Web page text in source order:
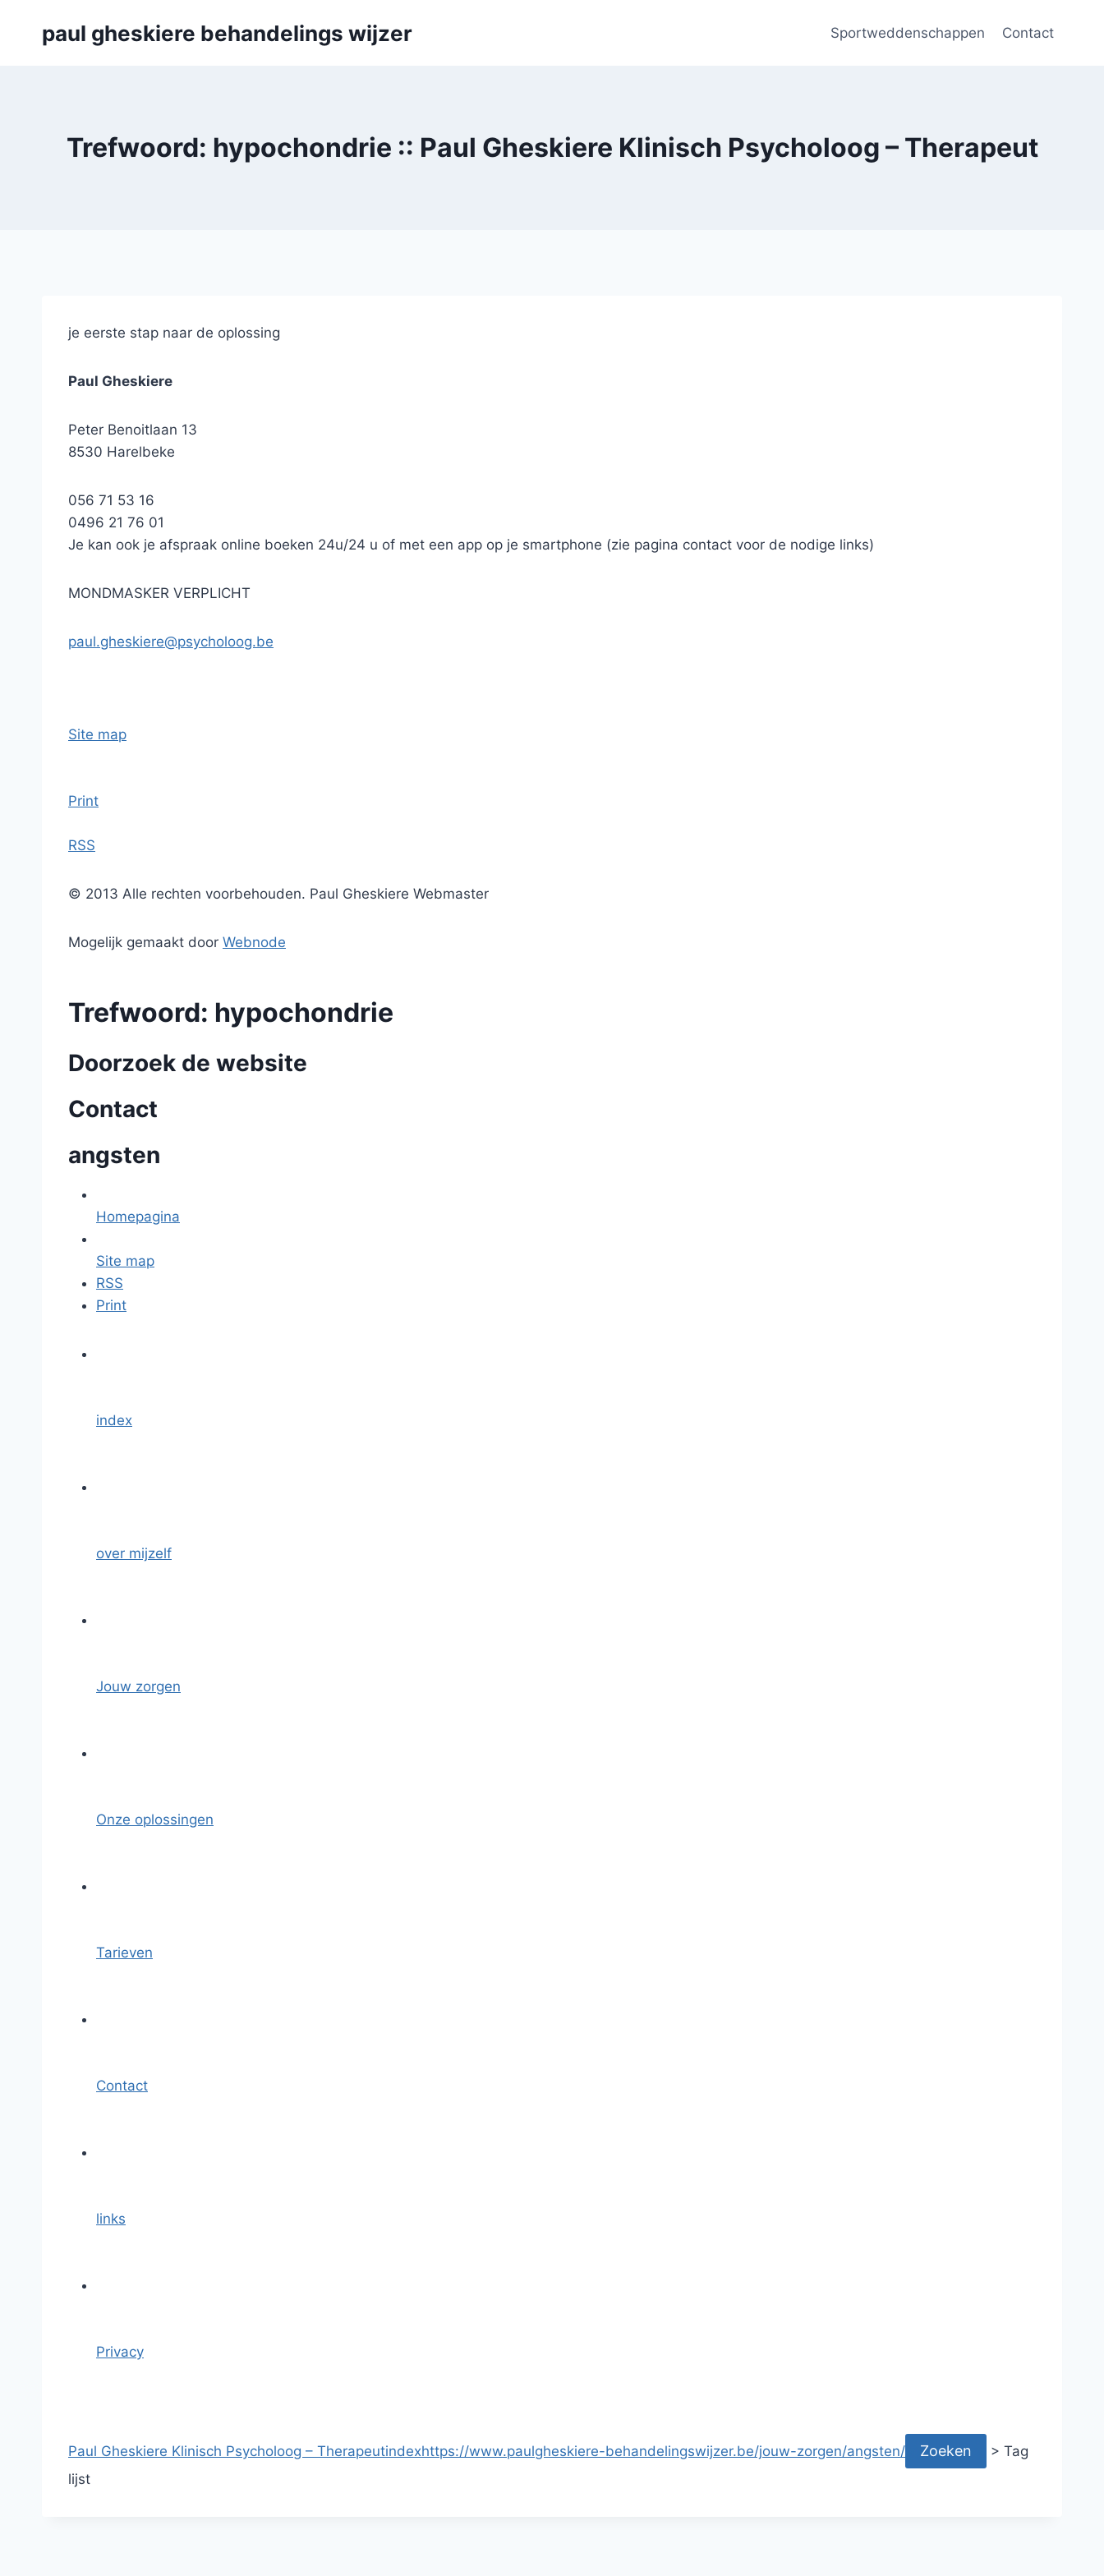
paul gheskiere behandelings wijzer Sportweddenschappen Contact
Trefwoord: hypochondrie :: Paul Gheskiere Klinisch Psycholoog – Therapeut
je eerste stap naar de oplossing
Paul Gheskiere
Peter Benoitlaan 13
8530 Harelbeke
056 71 53 16
0496 21 76 01
Je kan ook je afspraak online boeken 24u/24 u of met een app op je smartphone (zie pagina contact voor de nodige links)
MONDMASKER VERPLICHT
paul.gheskiere@psycholoog.be
Site map
Print
RSS
© 2013 Alle rechten voorbehouden. Paul Gheskiere Webmaster
Mogelijk gemaakt door Webnode
Trefwoord: hypochondrie
Doorzoek de website
Contact
angsten
Homepagina
Site map
RSS
Print
index
over mijzelf
Jouw zorgen
Onze oplossingen
Tarieven
Contact
links
Privacy
Paul Gheskiere Klinisch Psycholoog – Therapeutindexhttps://www.paulgheskiere-behandelingswijzer.be/jouw-zorgen/angsten/ > Tag
lijst